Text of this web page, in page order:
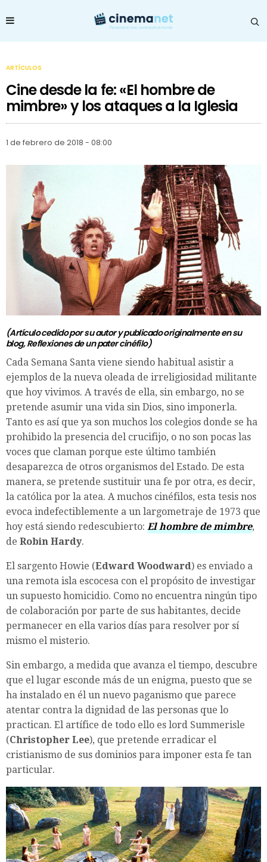
ARTÍCULOS
Cine desde la fe: «El hombre de
mimbre» y los ataques a la Iglesia
1 de febrero de 2018 - 08:00
(Artículo cedido por su autor y publicado originalmente en su
blog,Reflexiones de un pater cinéfilo)
Cada Semana Santa viene siendo habitual asistir a
ejemplos de la nueva oleada de irreligiosidad militante
que hoy vivimos. A través de ella, sin embargo, no se
pretende asumir una vida sin Dios, sino imponerla.
Tanto es así que ya son muchos los colegios donde se ha
prohibido la presencia del crucifijo, o no son pocas las
voces que claman porque este último también
desaparezca de otros organismos del Estado. De esta
manera, se pretende sustituir una fe por otra, es decir,
la católica por la atea. A muchos cinéfilos, esta tesis nos
evoca indefectiblemente a un largometraje de 1973 que
hoy está siendo redescubierto: El hombre de mimbre,
de Robin Hardy.
El sargento Howie (Edward Woodward) es enviado a
una remota isla escocesa con el propósito de investigar
un supuesto homicidio. Como no encuentra ningún tipo
de colaboración por parte de sus habitantes, decide
permanecer en ella varios días para resolver por sí
mismo el misterio.
Sin embargo, a medida que avanza el tiempo, descubre
que el lugar esconde más de un enigma, puesto que se
ha instalado en él un nuevo paganismo que parece
atentar contra la dignidad de las personas que lo
practican. El artífice de todo ello es lord Summerisle
(Christopher Lee), que pretende erradicar el
cristianismo de sus dominios para imponer esta fe tan
particular.